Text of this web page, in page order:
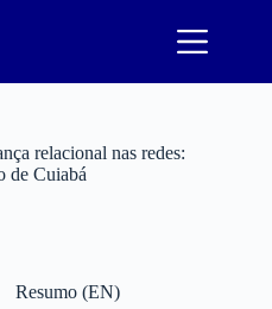
relacional nas redes:
de Cuiabá
Resumo (EN)